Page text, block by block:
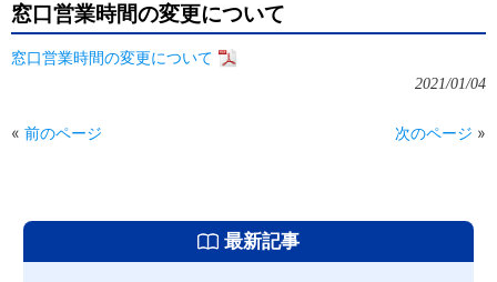
窓口営業時間の変更について
窓口営業時間の変更について
2021/01/04
« 前のページ 次のページ »
最新記事